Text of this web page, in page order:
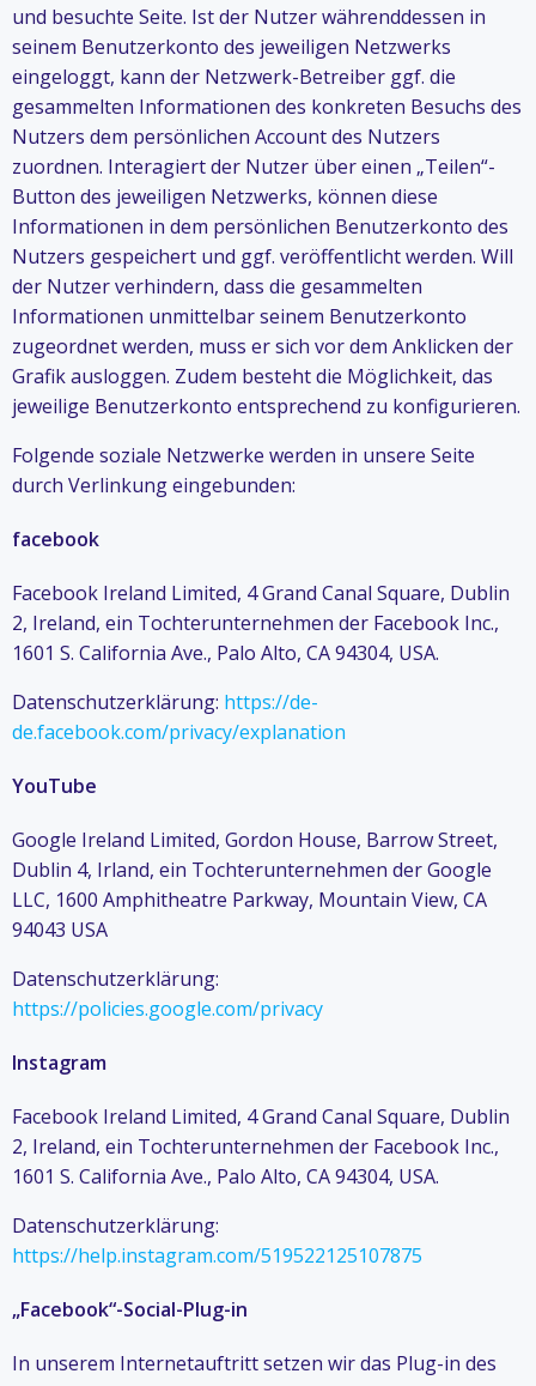
und besuchte Seite. Ist der Nutzer währenddessen in
seinem Benutzerkonto des jeweiligen Netzwerks
eingeloggt, kann der Netzwerk-Betreiber ggf. die
gesammelten Informationen des konkreten Besuchs des
Nutzers dem persönlichen Account des Nutzers
zuordnen. Interagiert der Nutzer über einen „Teilen“-
Button des jeweiligen Netzwerks, können diese
Informationen in dem persönlichen Benutzerkonto des
Nutzers gespeichert und ggf. veröffentlicht werden. Will
der Nutzer verhindern, dass die gesammelten
Informationen unmittelbar seinem Benutzerkonto
zugeordnet werden, muss er sich vor dem Anklicken der
Grafik ausloggen. Zudem besteht die Möglichkeit, das
jeweilige Benutzerkonto entsprechend zu konfigurieren.
Folgende soziale Netzwerke werden in unsere Seite
durch Verlinkung eingebunden:
facebook
Facebook Ireland Limited, 4 Grand Canal Square, Dublin
2, Ireland, ein Tochterunternehmen der Facebook Inc.,
1601 S. California Ave., Palo Alto, CA 94304, USA.
Datenschutzerklärung: https://de-
de.facebook.com/privacy/explanation
YouTube
Google Ireland Limited, Gordon House, Barrow Street,
Dublin 4, Irland, ein Tochterunternehmen der Google
LLC, 1600 Amphitheatre Parkway, Mountain View, CA
94043 USA
Datenschutzerklärung:
https://policies.google.com/privacy
Instagram
Facebook Ireland Limited, 4 Grand Canal Square, Dublin
2, Ireland, ein Tochterunternehmen der Facebook Inc.,
1601 S. California Ave., Palo Alto, CA 94304, USA.
Datenschutzerklärung:
https://help.instagram.com/519522125107875
„Facebook“-Social-Plug-in
In unserem Internetauftritt setzen wir das Plug-in des